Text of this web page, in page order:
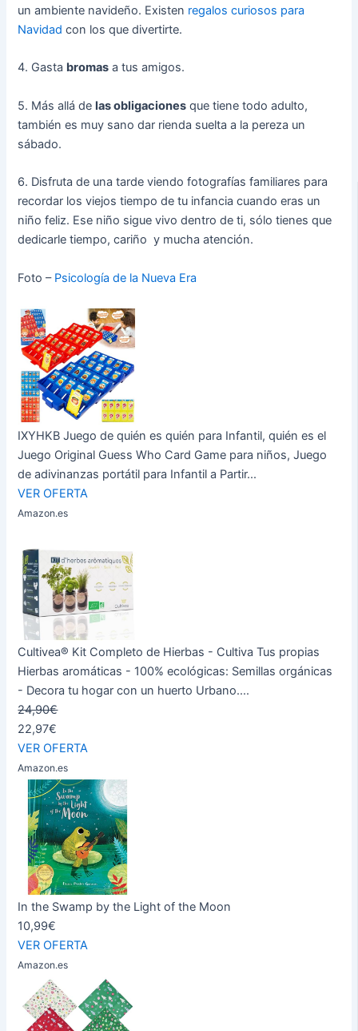
un ambiente navideño. Existen regalos curiosos para
Navidad con los que divertirte.
4. Gasta bromas a tus amigos.
5. Más allá delas obligaciones que tiene todo adulto,
también es muy sano dar rienda suelta a la pereza un
sábado.
6. Disfruta de una tarde viendo fotografías familiares para
recordar los viejos tiempo de tu infancia cuando eras un
niño feliz. Ese niño sigue vivo dentro de ti, sólo tienes que
dedicarle tiempo, cariño y mucha atención.
Foto – Psicología de la Nueva Era
IXYHKB Juego de quién es quién para Infantil, quién es el
Juego Original Guess Who Card Game para niños, Juego
de adivinanzas portátil para Infantil a Partir...
VER OFERTA
Amazon.es
Cultivea® Kit Completo de Hierbas - Cultiva Tus propias
Hierbas aromáticas - 100% ecológicas: Semillas orgánicas
- Decora tu hogar con un huerto Urbano....
24,90€
22,97€
VER OFERTA
Amazon.es
In the Swamp by the Light of the Moon
10,99€
VER OFERTA
Amazon.es